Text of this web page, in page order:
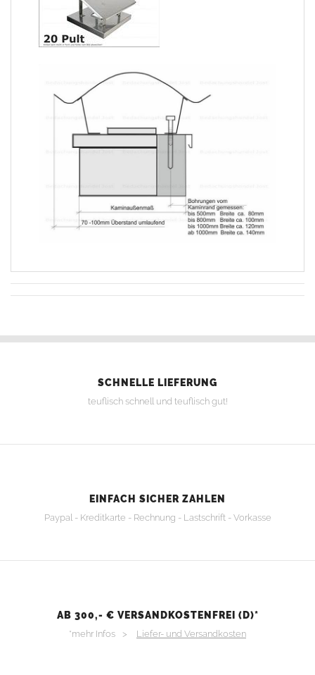
SCHNELLE LIEFERUNG
teuflisch schnell und teuflisch gut!
EINFACH SICHER ZAHLEN
Paypal - Kreditkarte - Rechnung - Lastschrift - Vorkasse
AB 300,- € VERSANDKOSTENFREI (D)*
*mehr Infos > Liefer- und Versandkosten